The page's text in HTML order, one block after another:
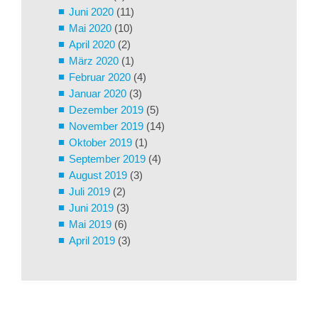
Juni 2020 (11)
Mai 2020 (10)
April 2020 (2)
März 2020 (1)
Februar 2020 (4)
Januar 2020 (3)
Dezember 2019 (5)
November 2019 (14)
Oktober 2019 (1)
September 2019 (4)
August 2019 (3)
Juli 2019 (2)
Juni 2019 (3)
Mai 2019 (6)
April 2019 (3)